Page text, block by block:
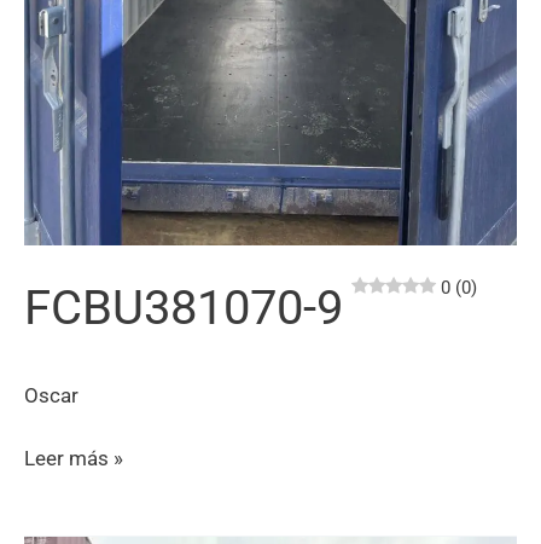
FCBU381070-9 0 (0)
Oscar
FCBU381070-
Leer más »